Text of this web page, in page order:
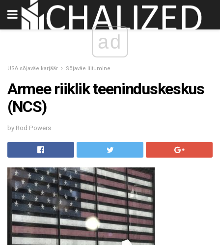
ad
USA sõjaväe karjäär Sõjaväe liitumine
Armee riiklik teeninduskeskus
(NCS)
by Rod Powers